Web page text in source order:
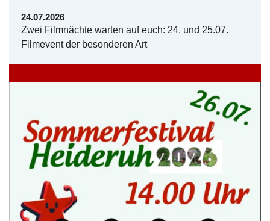
24.07.2026
Zwei Filmnächte warten auf euch: 24. und 25.07.
Filmevent der besonderen Art